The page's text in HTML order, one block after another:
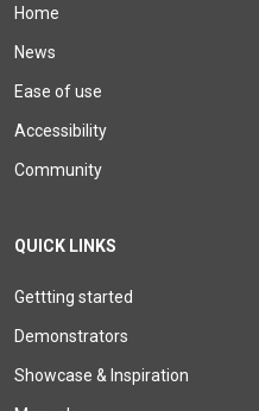
Home
News
Ease of use
Accessibility
Community
QUICK LINKS
Gettting started
Demonstrators
Showcase & Inspiration